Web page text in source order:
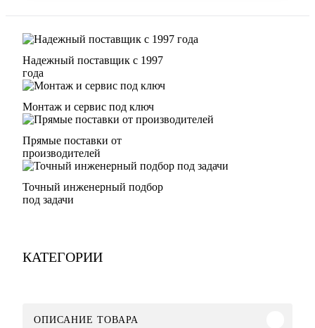
Надежный поставщик с 1997
года
Монтаж и сервис под ключ
Прямые поставки от
производителей
Точный инженерный подбор
под задачи
КАТЕГОРИИ
ОПИСАНИЕ ТОВАРА